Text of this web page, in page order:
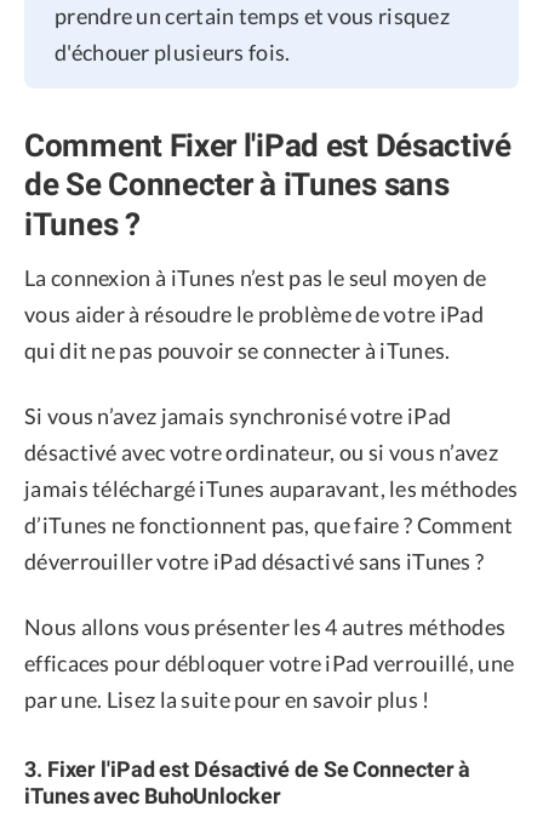
prendre un certain temps et vous risquez
d'échouer plusieurs fois.
Comment Fixer l'iPad est Désactivé
de Se Connecter à iTunes sans
iTunes ?
La connexion à iTunes n’est pas le seul moyen de
vous aider à résoudre le problème de votre iPad
qui dit ne pas pouvoir se connecter à iTunes.
Si vous n’avez jamais synchronisé votre iPad
désactivé avec votre ordinateur, ou si vous n’avez
jamais téléchargé iTunes auparavant, les méthodes
d’iTunes ne fonctionnent pas, que faire ? Comment
déverrouiller votre iPad désactivé sans iTunes ?
Nous allons vous présenter les 4 autres méthodes
efficaces pour débloquer votre iPad verrouillé, une
par une. Lisez la suite pour en savoir plus !
3. Fixer l'iPad est Désactivé de Se Connecter à
iTunes avec BuhoUnlocker